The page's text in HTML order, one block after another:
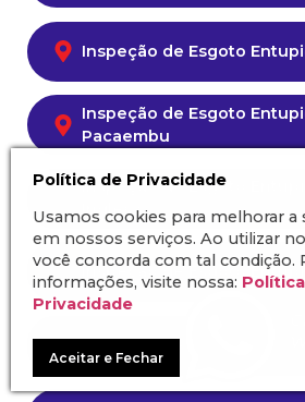
Inspeção de Esgoto
Inspeção de Esgoto
Pacaembu
Inspeção de Esgoto
Inglesa
Inspeção de Esgoto
Inspeção de Esgoto
Política de Privacidade
Usamos cookies para melhorar a
em nossos serviços. Ao utilizar
você concorda com tal condição.
informações, visite nossa:
Privacidade
Aceitar e Fechar